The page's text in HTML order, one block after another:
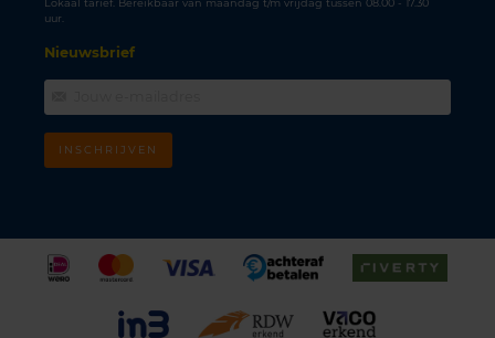
uur.
Nieuwsbrief
INSCHRIJVEN